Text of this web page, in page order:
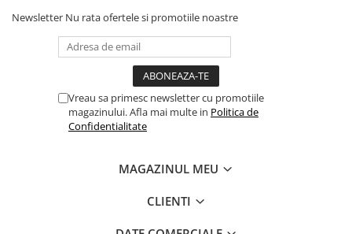
Newsletter Nu rata ofertele si promotiile noastre
Vreau sa primesc newsletter cu promotiile
magazinului. Afla mai multe in Politica de
Confidentialitate
MAGAZINUL MEU
CLIENTI